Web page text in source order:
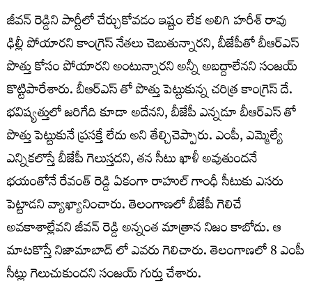
జీవన్ రెడ్డిని పార్టీలో చేర్చుకోవడం ఇష్టం లేక అలిగి హరీశ్ రావు
ఢిల్లీ పోయారని కాంగ్రెస్ నేతలు చెబుతున్నారని, బీజేపీతో బీఆర్ఎస్
పొత్తు కోసం పోయారని అంటున్నారని అన్నీ అబద్దాలేనని సంజయ్
కొట్టిపారేశారు. బీఆర్ఎస్ తో పొత్తు పెట్టుకున్న చరిత్ర కాంగ్రెస్ దే.
భవిష్యత్తులో జరిగేది కూడా అదేనని, బీజేపీ ఎన్నడూ బీఆర్ఎస్ తో
పొత్తు పెట్టుకునే ప్రసక్తే లేదు అని తేల్చిచెప్పారు. ఎంపీ, ఎమ్మెల్యే
ఎన్నికలొస్తే బీజేపీ గెలుస్తదని, తన సీటు ఖాళీ అవుతుందనే
భయంతోనే రేవంత్ రెడ్డి ఏకంగా రాహుల్ గాంధీ సీటుకు ఎసరు
పెట్టాడని వ్యాఖ్యానించారు. తెలంగాణలో బీజేపీ గెలిచే
అవకాశాల్లేవని జీవన్ రెడ్డి అన్నంత మాత్రాన నిజం కాబోదు. ఆ
మాటకొస్తే నిజామాబాద్ లో ఎవరు గెలిచారు. తెలంగాణలో 8 ఎంపీ
సీట్లు గెలుచుకుందని సంజయ్ గుర్తు చేశారు.